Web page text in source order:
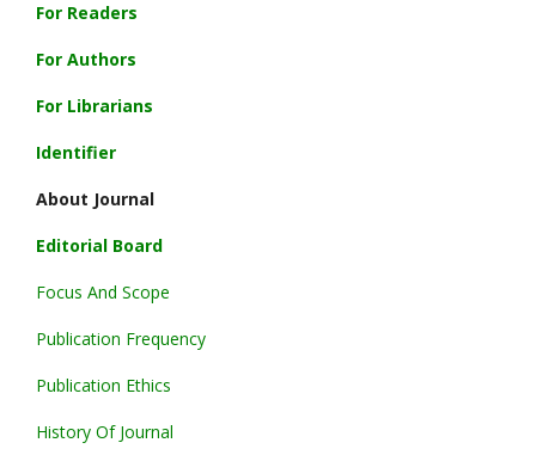
For Readers
For Authors
For Librarians
Identifier
About Journal
Editorial Board
Focus And Scope
Publication Frequency
Publication Ethics
History Of Journal